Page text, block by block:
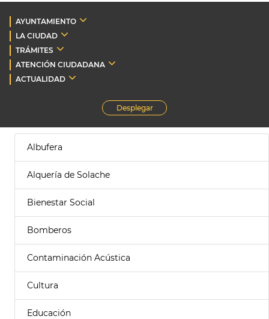
AYUNTAMIENTO
LA CIUDAD
TRÁMITES
ATENCIÓN CIUDADANA
ACTUALIDAD
Desplegar
Albufera
Alquería de Solache
Bienestar Social
Bomberos
Contaminación Acústica
Cultura
Educación